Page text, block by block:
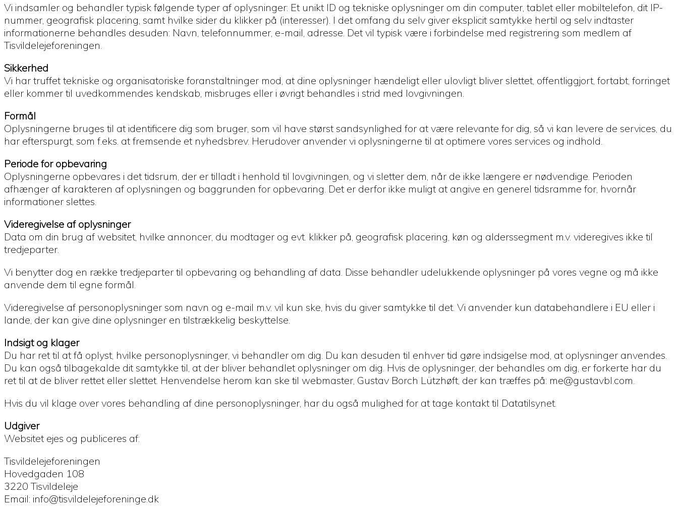
Vi indsamler og behandler typisk følgende typer af oplysninger: Et unikt ID og tekniske oplysninger om din computer, tablet eller mobiltelefon, dit IP-
nummer, geografisk placering, samt hvilke sider du klikker på (interesser). I det omfang du selv giver eksplicit samtykke hertil og selv indtaster
informationerne behandles desuden: Navn, telefonnummer, e-mail, adresse. Det vil typisk være i forbindelse med registrering som medlem af
Tisvildelejeforeningen.
Sikkerhed
Vi har truffet tekniske og organisatoriske foranstaltninger mod, at dine oplysninger hændeligt eller ulovligt bliver slettet, offentliggjort, fortabt, forringet
eller kommer til uvedkommendes kendskab, misbruges eller i øvrigt behandles i strid med lovgivningen.
Formål
Oplysningerne bruges til at identificere dig som bruger, som vil have størst sandsynlighed for at være relevante for dig, så vi kan levere de services, du
har efterspurgt, som f.eks. at fremsende et nyhedsbrev. Herudover anvender vi oplysningerne til at optimere vores services og indhold.
Periode for opbevaring
Oplysningerne opbevares i det tidsrum, der er tilladt i henhold til lovgivningen, og vi sletter dem, når de ikke længere er nødvendige. Perioden
afhænger af karakteren af oplysningen og baggrunden for opbevaring. Det er derfor ikke muligt at angive en generel tidsramme for, hvornår
informationer slettes.
Videregivelse af oplysninger
Data om din brug af websitet, hvilke annoncer, du modtager og evt. klikker på, geografisk placering, køn og alderssegment m.v. videregives ikke til
tredjeparter.
Vi benytter dog en række tredjeparter til opbevaring og behandling af data. Disse behandler udelukkende oplysninger på vores vegne og må ikke
anvende dem til egne formål.
Videregivelse af personoplysninger som navn og e-mail m.v. vil kun ske, hvis du giver samtykke til det. Vi anvender kun databehandlere i EU eller i
lande, der kan give dine oplysninger en tilstrækkelig beskyttelse.
Indsigt og klager
Du har ret til at få oplyst, hvilke personoplysninger, vi behandler om dig. Du kan desuden til enhver tid gøre indsigelse mod, at oplysninger anvendes.
Du kan også tilbagekalde dit samtykke til, at der bliver behandlet oplysninger om dig. Hvis de oplysninger, der behandles om dig, er forkerte har du
ret til at de bliver rettet eller slettet. Henvendelse herom kan ske til webmaster, Gustav Borch Lützhøft, der kan træffes på: me@gustavbl.com.
Hvis du vil klage over vores behandling af dine personoplysninger, har du også mulighed for at tage kontakt til Datatilsynet.
Udgiver
Websitet ejes og publiceres af:
Tisvildelejeforeningen
Hovedgaden 108
3220 Tisvildeleje
Email: info@tisvildelejeforeninge.dk